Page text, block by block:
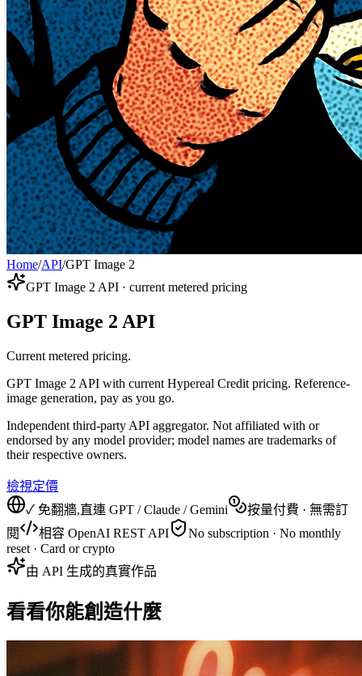
Home/API/GPT Image 2
GPT Image 2 API · current metered pricing
GPT Image 2 API
Current metered pricing.
GPT Image 2 API with current Hypereal Credit pricing. Reference-
image generation, pay as you go.
Independent third-party API aggregator. Not affiliated with or
endorsed by any model provider; model names are trademarks of
their respective owners.
檢視定價
✓ 免翻牆,直連 GPT / Claude / Gemini
按量付費 · 無需訂
閱
相容 OpenAI REST API
No subscription · No monthly
reset · Card or crypto
由 API 生成的真實作品
看看你能創造什麼